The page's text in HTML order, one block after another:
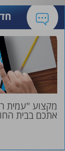
מקצוע "עמית
אתכם בבית